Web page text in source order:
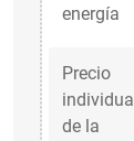
energía
Precio
individual
de la